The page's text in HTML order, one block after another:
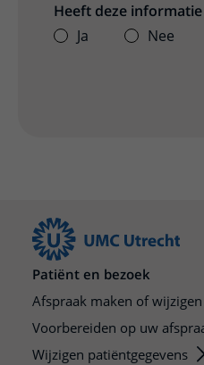
Heeft deze
Ja
Nee
Patiënt en bezoek
Afspraak maken of wijzigen
Voorbereiden op uw
Wijzigen patiëntgegevens